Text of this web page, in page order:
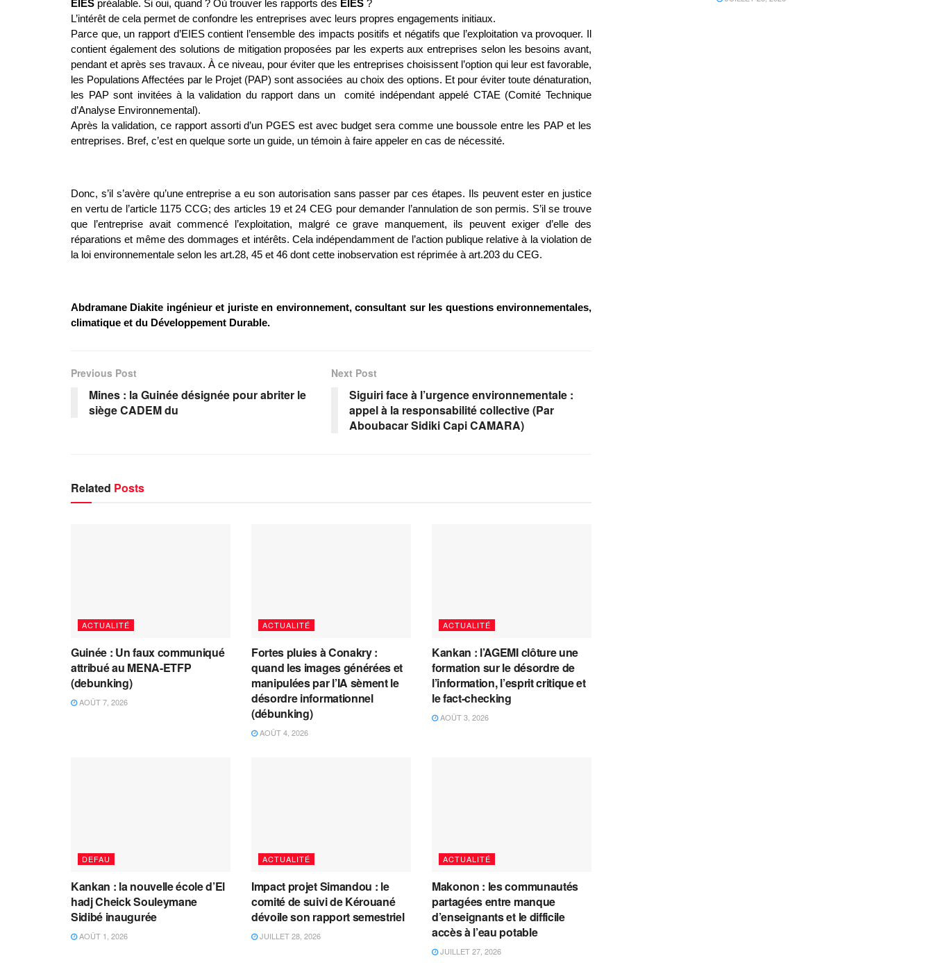
EIES préalable. Si oui, quand ? Où trouver les rapports des EIES ?
L’intérêt de cela permet de confondre les entreprises avec leurs propres engagements initiaux.
Parce que, un rapport d’EIES contient l’ensemble des impacts positifs et négatifs que l’exploitation va provoquer. Il
contient également des solutions de mitigation proposées par les experts aux entreprises selon les besoins avant,
pendant et après ses travaux. À ce niveau, pour éviter que les entreprises choisissent l’option qui leur est favorable,
les Populations Affectées par le Projet (PAP) sont associées au choix des options. Et pour éviter toute dénaturation,
les PAP sont invitées à la validation du rapport dans un comité indépendant appelé CTAE (Comité Technique
d’Analyse Environnemental).
Après la validation, ce rapport assorti d’un PGES est avec budget sera comme une boussole entre les PAP et les
entreprises. Bref, c’est en quelque sorte un guide, un témoin à faire appeler en cas de nécessité.
Donc, s’il s’avère qu’une entreprise a eu son autorisation sans passer par ces étapes. Ils peuvent ester en justice
en vertu de l’article 1175 CCG; des articles 19 et 24 CEG pour demander l’annulation de son permis. S’il se trouve
que l’entreprise avait commencé l’exploitation, malgré ce grave manquement, ils peuvent exiger d’elle des
réparations et même des dommages et intérêts. Cela indépendamment de l’action publique relative à la violation de
la loi environnementale selon les art.28, 45 et 46 dont cette inobservation est réprimée à art.203 du CEG.
Abdramane Diakite ingénieur et juriste en environnement, consultant sur les questions environnementales,
climatique et du Développement Durable.
Previous Post
Mines : la Guinée désignée pour abriter le
siège CADEM du
Next Post
Siguiri face à l’urgence environnementale :
appel à la responsabilité collective ‎(‎Par
Aboubacar Sidiki Capi CAMARA)
Related Posts
ACTUALITÉ
Guinée : Un faux communiqué
attribué au MENA-ETFP
(debunking)
AOÛT 7, 2026
ACTUALITÉ
Fortes pluies à Conakry :
quand les images générées et
manipulées par l’IA sèment le
désordre informationnel
(débunking)
AOÛT 4, 2026
ACTUALITÉ
Kankan : l’AGEMI clôture une
formation sur le désordre de
l’information, l’esprit critique et
le fact-checking
AOÛT 3, 2026
DEFAU
Kankan : la nouvelle école d’El
hadj Cheick Souleymane
Sidibé inaugurée
AOÛT 1, 2026
ACTUALITÉ
Impact projet Simandou : le
comité de suivi de Kérouané
dévoile son rapport semestriel
JUILLET 28, 2026
ACTUALITÉ
Makonon : les communautés
partagées entre manque
d’enseignants et le difficile
accès à l’eau potable
JUILLET 27, 2026